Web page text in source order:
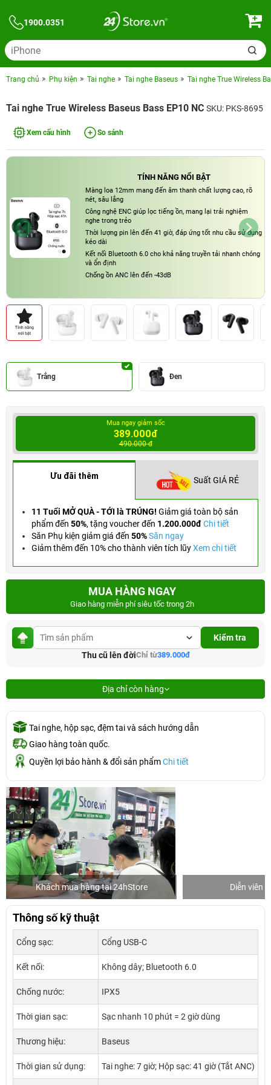
1900.0351
Trang chủ Phụ kiện Tai nghe Tai nghe Baseus Tai nghe True Wireless
Tai nghe True Wireless Baseus Bass EP10 NC SKU: PKS-8695
Xem cấu hình So sánh
TÍNH NĂNG NỔI BẬT
Màng loa 12mm mang đến âm thanh chất lượng cao, rõ
nét, sâu lắng
Công nghệ ENC giúp lọc tiếng ồn, mang lại trải nghiệm
nghe trong trẻo
Thời lượng pin lên đến 41 giờ, đáp ứng tốt nhu cầu sử dụng
kéo dài
Kết nối Bluetooth 6.0 cho khả năng truyền tải nhanh chóng
và ổn định
Chống ồn ANC lên đến -43dB
Trắng Đen
Mua ngay giảm sốc
389.000đ
490.000 đ
Ưu đãi thêm Suất GIÁ RẺ
11 Tuổi MỞ QUÀ - TỚI là TRÚNG! Giảm giá toàn bộ sản
phẩm đến 50%, tặng voucher đến 1.200.000đChi tiết
Săn Phụ kiện giảm giá đến 50%Săn ngay
Giảm thêm đến 10% cho thành viên tích lũyXem chi tiết
MUA HÀNG NGAY
Giao hàng miễn phí siêu tốc trong 2h
Kiểm tra
Thu cũ lên đờiChỉ từ389.000đ
Địa chỉ còn hàng
Tai nghe, hộp sạc, đệm tai và sách hướng dẫn
Giao hàng toàn quốc.
Quyền lợi bảo hành & đổi sản phẩmChi tiết
Khách mua hàng tại 24hStore Diễn viên
Thông số kỹ thuật
Cổng sạc: Cổng USB-C
Kết nối: Không dây; Bluetooth 6.0
Chống nước: IPX5
Thời gian sạc: Sạc nhanh 10 phút = 2 giờ dùng
Thương hiệu: Baseus
Thời gian sử dụng: Tai nghe: 7 giờ; Hộp sạc: 41 giờ (Tắt ANC)